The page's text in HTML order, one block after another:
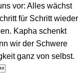
vor: Alles wächst
für Schritt wieder
Kapha schenkt
wir der Schwere
ganz von selbst.